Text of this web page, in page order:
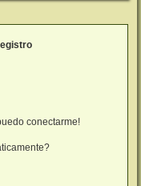
conectarme!